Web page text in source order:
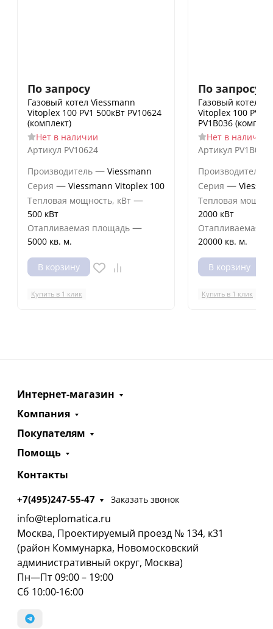
По запросу
Газовый котел Viessmann
Vitoplex 100 PV1 500кВт PV10624
(комплект)
Нет в наличии
Артикул PV10624
Производитель — Viessmann
Серия — Viessmann Vitoplex 100
Тепловая мощность, кВт —
500 кВт
Отапливаемая площадь —
5000 кв. м.
В корзину
Купить в 1 клик
По запросу
Газовый котел
Vitoplex 100 PV1B
PV1B036
Нет в наличии
Артикул PV1B036
Производитель
Серия —
Тепловая
2000 кВт
Отапливаемая
20000 кв. м.
В корзину
Купить в 1 клик
Интернет-магазин
Компания
Покупателям
Помощь
Контакты
+7(495)247-55-47 Заказать звонок
info@teplomatica.ru
Москва, Проектируемый проезд № 134, к31
(район Коммунарка, Новомосковский
административный округ, Москва)
Пн—Пт 09:00 – 19:00
Сб 10:00-16:00